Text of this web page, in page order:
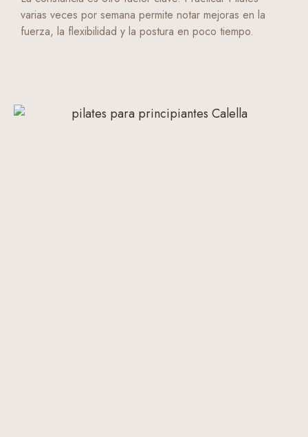
varias veces por semana permite notar mejoras en la
fuerza, la flexibilidad y la postura en poco tiempo.